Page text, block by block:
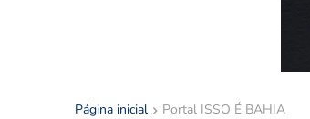
Página inicial Portal ISSO É BAHIA